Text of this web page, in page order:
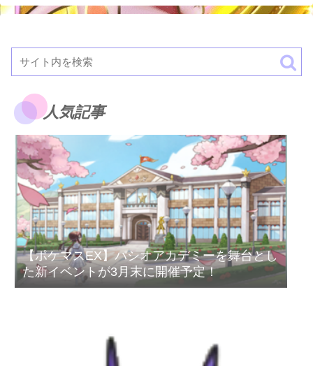
人気記事
【ポケマスEX】パシオアカデミーを舞台とし
た新イベントが3月末に開催予定！